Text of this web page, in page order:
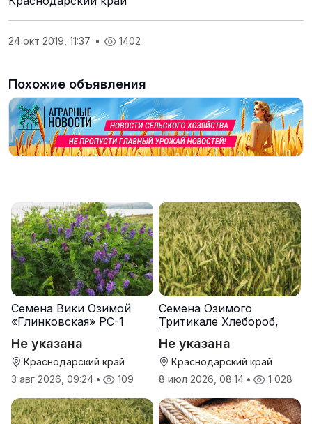
24 окт 2019, 11:37 • 1402
Похожие объявления
Семена Вики Озимой
«Глинковская» РС-1
Не указана
Краснодарский край
3 авг 2026, 09:24 • 109
Семена Озимого
Тритикале Хлебороб,
Тихон
Не указана
Краснодарский край
8 июл 2026, 08:14 • 1 028